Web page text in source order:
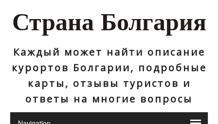
Страна Болгария
Каждый может найти описание
курортов Болгарии, подробные
карты, отзывы туристов и
ответы на многие вопросы